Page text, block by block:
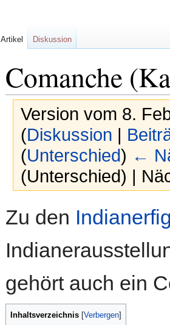
Comanche
Version vom 8.
(Diskussion |
(Unterschied) ←
(Unterschied) |
Navigation
Suche
Zu den
gehört auch ein
Inhaltsverzeichnis
Artikel Diskussion